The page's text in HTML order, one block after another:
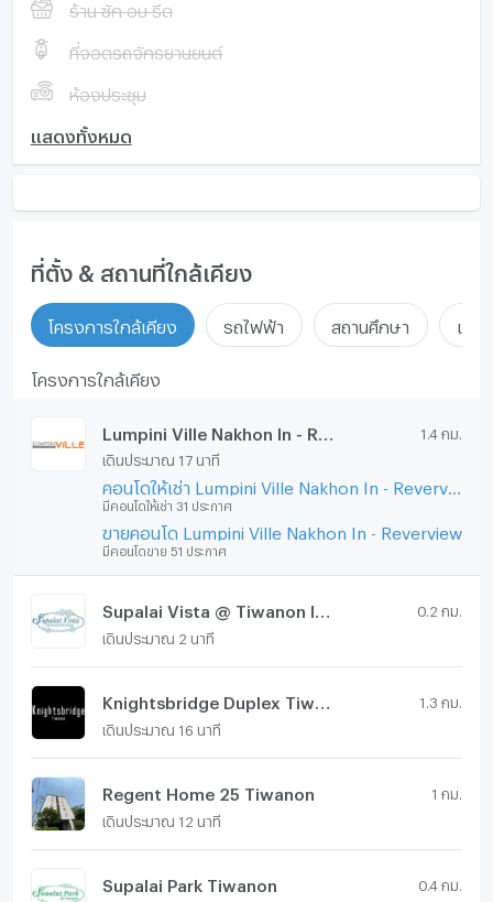
ร้าน ซัก อบ รีด
ที่จอดรถจักรยานยนต์
ห้องประชุม
แสดงทั้งหมด
ที่ตั้ง & สถานที่ใกล้เคียง
โครงการใกล้เคียง รถไฟฟ้า สถานศึกษา แหล่
โครงการใกล้เคียง
1.4 กม.
เดินประมาณ 17 นาที
คอนโดให้เช่า Lumpini Ville Nakhon In - Reverview
มีคอนโดให้เช่า 31 ประกาศ
ขายคอนโด Lumpini Ville Nakhon In - Reverview
มีคอนโดขาย 51 ประกาศ
0.2 กม.
เดินประมาณ 2 นาที
Knightsbridge Duplex Tiwanon 1.3 กม.
เดินประมาณ 16 นาที
Regent Home 25 Tiwanon 1 กม.
เดินประมาณ 12 นาที
Supalai Park Tiwanon 0.4 กม.